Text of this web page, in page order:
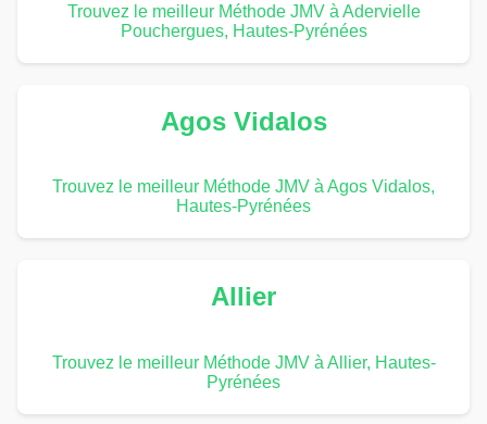
Trouvez le meilleur Méthode JMV à Adervielle
Pouchergues, Hautes-Pyrénées
Agos Vidalos
Trouvez le meilleur Méthode JMV à Agos Vidalos,
Hautes-Pyrénées
Allier
Trouvez le meilleur Méthode JMV à Allier, Hautes-
Pyrénées